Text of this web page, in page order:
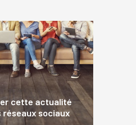
cette actualité
réseaux sociaux